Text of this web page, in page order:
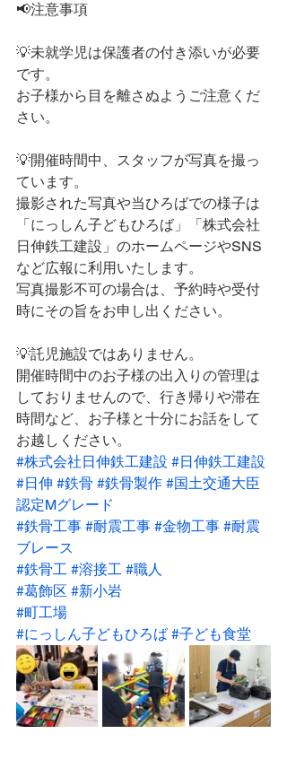
📢注意事項
💡未就学児は保護者の付き添いが必要
です。
お子様から目を離さぬようご注意くだ
さい。
💡開催時間中、スタッフが写真を撮っ
ています。
撮影された写真や当ひろばでの様子は
「にっしん子どもひろば」「株式会社
日伸鉄工建設」のホームページやSNS
など広報に利用いたします。
写真撮影不可の場合は、予約時や受付
時にその旨をお申し出ください。
💡託児施設ではありません。
開催時間中のお子様の出入りの管理は
しておりませんので、行き帰りや滞在
時間など、お子様と十分にお話をして
お越しください。
#株式会社日伸鉄工建設 #日伸鉄工建設
#日伸 #鉄骨 #鉄骨製作 #国土交通大臣
認定Mグレード
#鉄骨工事 #耐震工事 #金物工事 #耐震
ブレース
#鉄骨工 #溶接工 #職人
#葛飾区 #新小岩
#町工場
#にっしん子どもひろば #子ども食堂